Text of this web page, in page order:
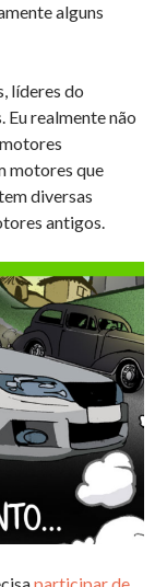
alguns
líderes do
realmente não
motores que
diversas
antigos.